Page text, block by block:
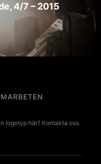
4/7 – 2015
logotyp här? Kontakta oss.